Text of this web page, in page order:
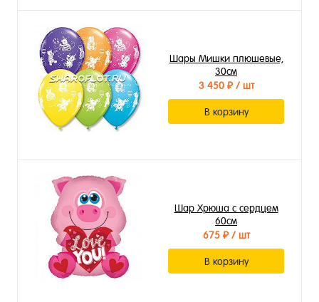
Шары Мишки плюшевые,
30см
3 450 ₽/ шт
В корзину
Шар Хрюша с сердцем
60см
675 ₽/ шт
В корзину